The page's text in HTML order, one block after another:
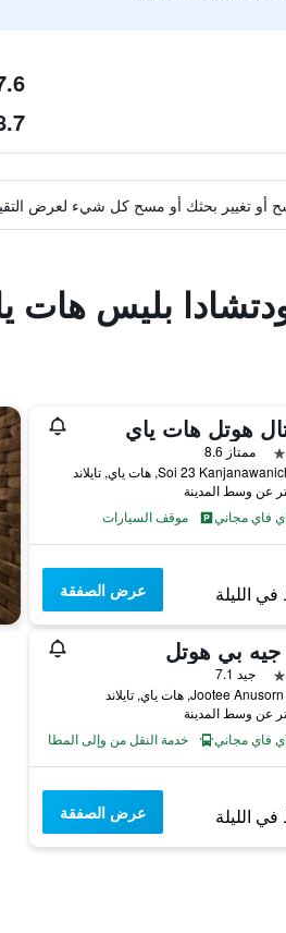
أو تغيير بحثك أو مسح كل شيء لعرض
بليس هات
هوتل هات ياي
ممتاز 8.6
فاي مجاني
موقف السيارات
الليلة عرض الصفقة
جيه بي هوتل
جيد 7.1
فاي مجاني
خدمة النقل من وإلى المطار
الليلة عرض الصفقة